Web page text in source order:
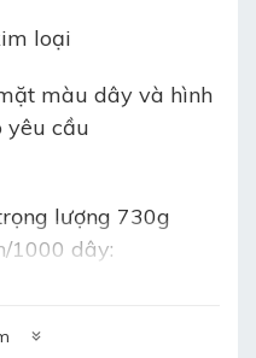
loại
màu dây và hình
yêu cầu
lượng 730g
1000 dây: